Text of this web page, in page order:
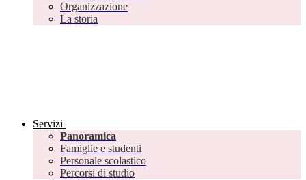
Organizzazione
La storia
Servizi
Panoramica
Famiglie e studenti
Personale scolastico
Percorsi di studio